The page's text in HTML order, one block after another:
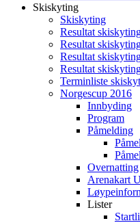
Skiskyting
Skiskyting
Resultat
Resultat
Resultat
Resultat
Terminliste
Norgescup 2016
Innbyding
Program
Påmelding
Overnatting
Arenakart
Lister